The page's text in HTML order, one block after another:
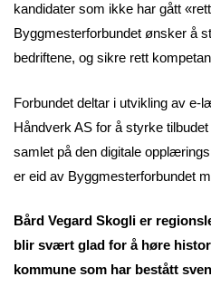
kandidater som ikke har gått
Byggmesterforbundet ønsker å
bedriftene, og sikre rett
Forbundet deltar i utvikling av
Håndverk AS for å styrke
samlet på den digitale
er eid av Byggmesterforbundet
Bård Vegard Skogli er
blir svært glad for å høre
kommune som har bestått